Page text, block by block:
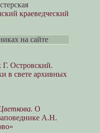
краеведческий
на сайте
Островский.
в свете архивных
О
А.Н.